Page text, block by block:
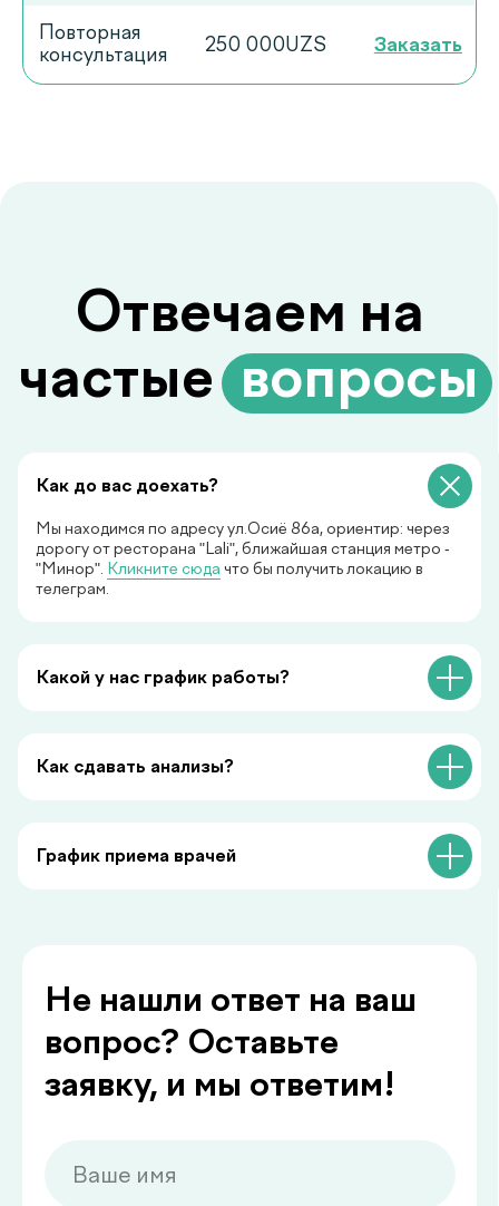
Как до вас доехать?
Мы находимся по адресу ул.Осиё 86а, ориентир: через
дорогу от ресторана "Lali", ближайшая станция метро -
"Минор". Кликните сюда что бы получить локацию в
телеграм.
Какой у нас график работы?
Как сдавать анализы?
График приема врачей
вопрос? Оставьте
заявку, и мы ответим!
Перезвоните мне
Нажимая на кнопку «Перезвоните мне», вы даёте
Делимся с вами